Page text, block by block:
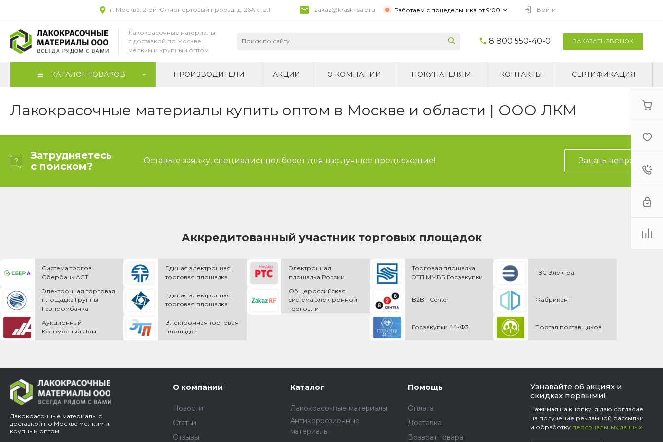
г. Москва, 2-ой Южнопортовый проезд, д. 26A стр.1 zakaz@kraski-sale.ru Работаем с понедельника от 9:00 Войти
Лакокрасочные материалы
с доставкой по Москве
мелким и крупным оптом
8 800 550-40-01 ЗАКАЗАТЬ ЗВОНОК
КАТАЛОГ ТОВАРОВ ПРОИЗВОДИТЕЛИ АКЦИИ О КОМПАНИИ ПОКУПАТЕЛЯМ КОНТАКТЫ СЕРТИФИКАЦИЯ
Лакокрасочные материалы купить оптом в Москве и области | ООО ЛКМ
Затрудняетесь
с поиском?
Оставьте заявку, специалист подберет для вас лучшее предложение! Задать вопрос
Аккредитованный участник торговых площадок
Система торгов
Сбербанк АСТ
Единая электронная
торговая площадка
Электронная
площадка России
Торговая площадка
ЭТП ММВБ Госзакупки
ТЗС Электра
Электронная торговая
площадка Группы
Газпромбанка
Единая электронная
торговая площадка
Общероссийская
cистема электронной
торговли
B2B - Center Фабрикант
Аукционный
Конкурсный Дом
Электронная торговая
площадка
Госзакупки 44-Ф3 Портал поставщиков
Лакокрасочные материалы с
доставкой по Москве мелким и
крупным оптом
О компании
Новости
Статьи
Отзывы
Каталог
Лакокрасочные материалы
Антикоррозионные
материалы
Помощь
Оплата
Доставка
Возврат товара
Узнавайте об акциях и
скидках первыми!
Нажимая на кнопку, я даю согласие
на получение рекламной рассылки
и обработку персональных данных